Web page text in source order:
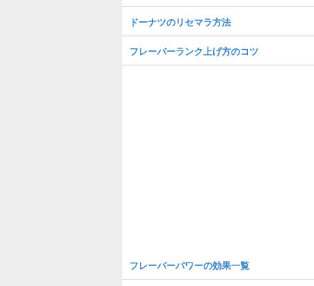
ドーナツのリセマラ方法
フレーバーランク上げ方のコツ
フレーバーパワーの効果一覧